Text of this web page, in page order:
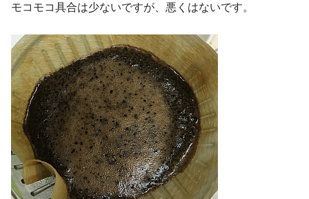
モコモコ具合は少ないですが、悪くはないです。